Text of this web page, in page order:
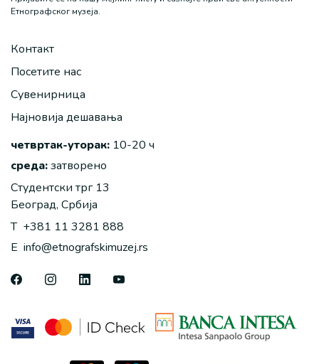
Етнографског музеја.
Контакт
Посетите нас
Сувенирница
Најновија дешавања
четвртак-уторак: 10-20 ч
среда:затворено
Студентски трг 13
Београд, Србија
T +381 11 3281 888
E info@etnografskimuzej.rs